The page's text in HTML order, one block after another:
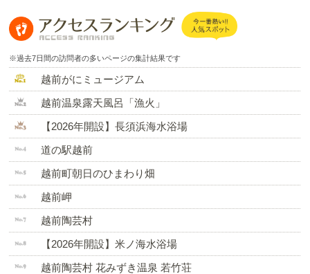
※過去7日間の訪問者の多いページの集計結果です
越前がにミュージアム
越前温泉露天風呂「漁火」
【2026年開設】長須浜海水浴場
道の駅越前
越前町朝日のひまわり畑
越前岬
越前陶芸村
【2026年開設】米ノ海水浴場
越前陶芸村 花みずき温泉 若竹荘